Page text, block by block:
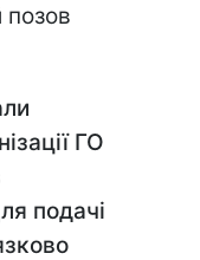
позов
ГО
подачі